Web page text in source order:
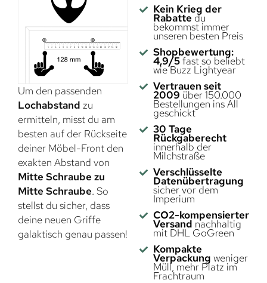
Um den passenden
Lochabstand zu
ermitteln, misst du am
besten auf der Rückseite
deiner Möbel-Front den
exakten Abstand von
Mitte Schraube zu
Mitte Schraube. So
stellst du sicher, dass
deine neuen Griffe
galaktisch genau passen!
Kein Krieg der
Rabatte du
bekommst immer
unseren besten Preis
Shopbewertung:
4,9/5fast so beliebt
wie Buzz Lightyear
Vertrauen seit
2009 über 150.000
Bestellungen ins All
geschickt
30 Tage
Rückgaberecht
innerhalb der
Milchstraße
Verschlüsselte
Datenübertragung
sicher vor dem
Imperium
CO2-kompensierter
Versand nachhaltig
mit DHL GoGreen
Kompakte
Verpackung weniger
Müll, mehr Platz im
Frachtraum